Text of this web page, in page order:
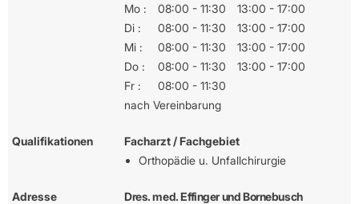
Mo :
08:00 - 11:30
13:00 - 17:00
Di :
08:00 - 11:30
13:00 - 17:00
Mi :
08:00 - 11:30
13:00 - 17:00
Do :
08:00 - 11:30
13:00 - 17:00
Fr :
08:00 - 11:30
nach Vereinbarung
Qualifikationen
Facharzt / Fachgebiet
Orthopädie u. Unfallchirurgie
Adresse
Dres. med. Effinger und Bornebusch